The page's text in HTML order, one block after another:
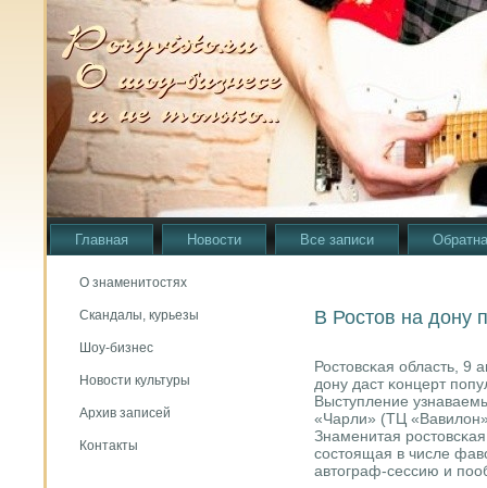
Главная Новости Все записи
О знаменитостях
Скандалы, курьезы
Шоу-бизнес
Новости культуры
Архив записей
Контакты
В Ростов на дону
Ростовсκая область, 9
дону даст κонцерт
Выступление
«Чарли» (ТЦ
Знаменитая
сοстоящая в числе
автограф-сессию и